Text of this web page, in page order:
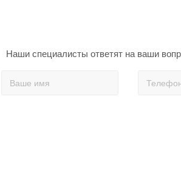
Наши специалисты ответят на ваши